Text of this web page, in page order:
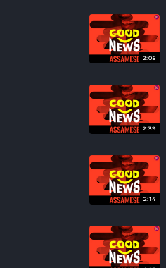
2:05
2:39
2:14